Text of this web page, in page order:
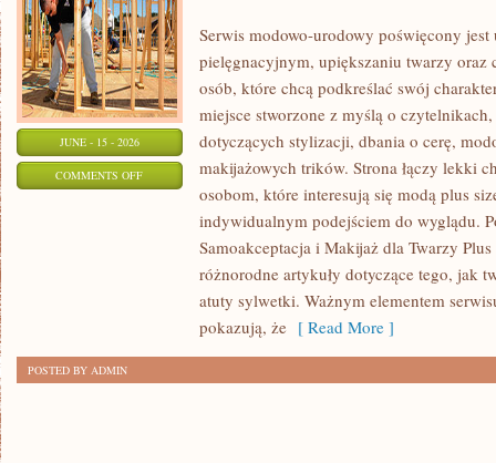
JUNE - 15 - 2026
COMMENTS OFFON
Serwis modowo-urodowy poświęcony
pielęgnacyjnym, upiększaniu twarzy oraz
osób, które chcą podkreślać swój
miejsce stworzone z myślą o
dotyczących stylizacji, dbania o cerę,
makijażowych trików. Strona łączy lekki
osobom, które interesują się modą plus
indywidualnym podejściem do wyglądu.
Samoakceptacja i Makijaż dla Twarzy
różnorodne artykuły dotyczące tego, jak
atuty sylwetki. Ważnym elementem
pokazują, że [ Read More ]
POSTED BY ADMIN